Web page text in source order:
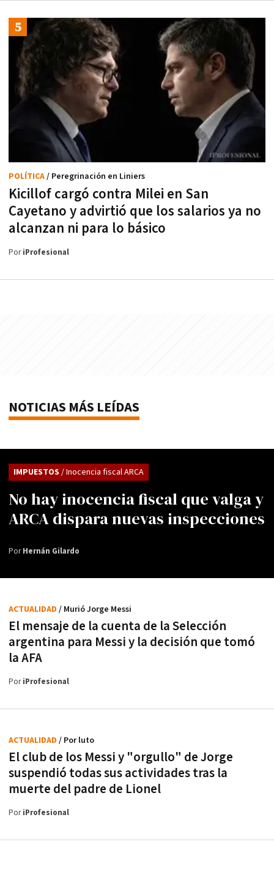
Kicillof cargó contra Milei en San
Cayetano y advirtió que los salarios ya no
alcanzan ni para lo básico
POLÍTICA/ Peregrinación en Liniers
PoriProfesional
NOTICIAS MÁS LEÍDAS
No hay inocencia fiscal que valga y
ARCA dispara nuevas inspecciones
IMPUESTOS / Inocencia fiscal ARCA
PorHernán Gilardo
El mensaje de la cuenta de la Selección
argentina para Messi y la decisión que tomó
la AFA
ACTUALIDAD / Murió Jorge Messi
PoriProfesional
El club de los Messi y "orgullo" de Jorge
suspendió todas sus actividades tras la
muerte del padre de Lionel
ACTUALIDAD / Por luto
PoriProfesional